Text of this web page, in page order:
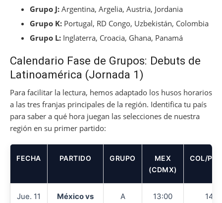
Grupo J: Argentina, Argelia, Austria, Jordania
Grupo K: Portugal, RD Congo, Uzbekistán, Colombia
Grupo L: Inglaterra, Croacia, Ghana, Panamá
Calendario Fase de Grupos: Debuts de
Latinoamérica (Jornada 1)
Para facilitar la lectura, hemos adaptado los husos horarios
a las tres franjas principales de la región. Identifica tu país
para saber a qué hora juegan las selecciones de nuestra
región en su primer partido:
FECHA PARTIDO GRUPO
MEX
(CDMX)
COL/
Jue. 11
México vs
A 13:00